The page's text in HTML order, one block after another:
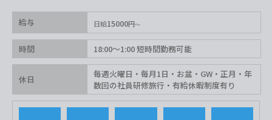
給与 日給15000円
時間 18:00〜1:00 短時間勤務可能
休日
毎週火曜日・毎月1日・お盆・GW・正月・年
数回の社員研修旅行・有給休暇制度有り